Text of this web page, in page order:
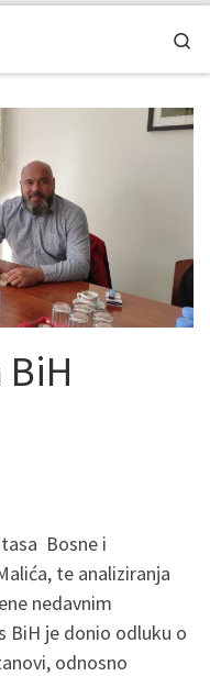
Bosne i
te analiziranja
nedavnim
BiH je donio odluku o
odnosno